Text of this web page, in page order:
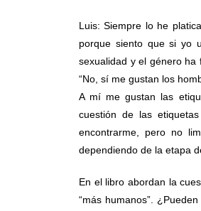
Luis: Siempre lo he
porque siento que si yo
sexualidad y el género ha
“No, sí me gustan los
A mí me gustan las
cuestión de las
encontrarme, pero no
dependiendo de la etapa
En el libro abordan la
“más humanos”.